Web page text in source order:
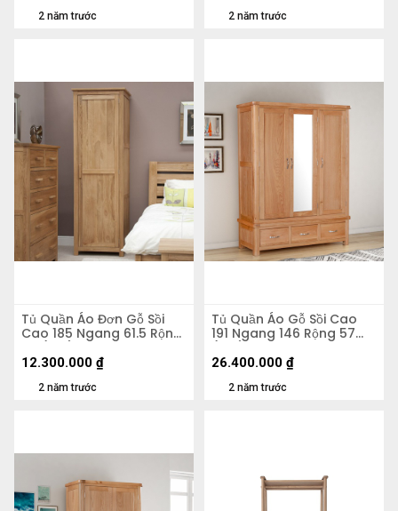
2 năm trước 2 năm trước
Tủ Quần Áo Đơn Gỗ Sồi
Cao 185 Ngang 61.5 Rộng
58 (cm)
2 năm trước
12.300.000 ₫
Tủ Quần Áo Gỗ Sồi Cao
191 Ngang 146 Rộng 57
(cm)
2 năm trước
26.400.000 ₫